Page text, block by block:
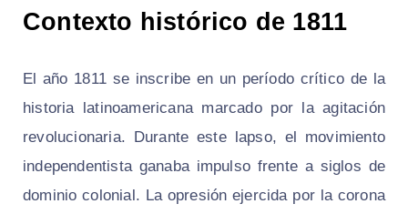
Contexto histórico de 1811
El año 1811 se inscribe en un período crítico de la
historia latinoamericana marcado por la agitación
revolucionaria. Durante este lapso, el movimiento
independentista ganaba impulso frente a siglos de
dominio colonial. La opresión ejercida por la corona